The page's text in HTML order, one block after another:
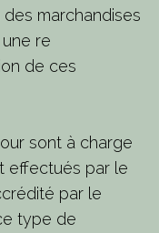
marchandises
re
de ces
sont à charge
effectués par le
par le
type de